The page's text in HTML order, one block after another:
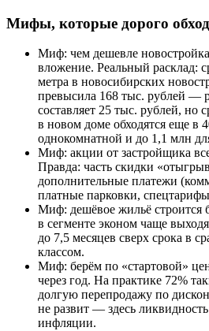
Мифы, которые дорого
Миф: чем дешевле
вложение. Реальный расклад:
метра в новосибирских
превысила 168 тыс. рублей —
составляет 25 тыс. рублей, но
в новом доме обходятся еще в
однокомнатной и до 1,1 млн
Миф: акции от застройщика
Правда: часть скидки
дополнительные платежи
платные парковки,
Миф: дешёвое жильё строится
в сегменте эконом чаще
до 7,5 месяцев сверх срока в
классом.
Миф: берём по «стартовой»
через год. На практике 72%
долгую перепродажу по
не развит — здесь
инфляции.